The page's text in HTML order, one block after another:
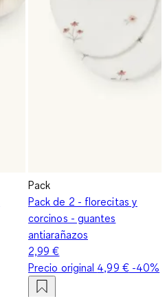
Pack
Pack de 2 - florecitas y
corcinos - guantes
antiarañazos
2,99 €
Precio original 4,99 €-40%